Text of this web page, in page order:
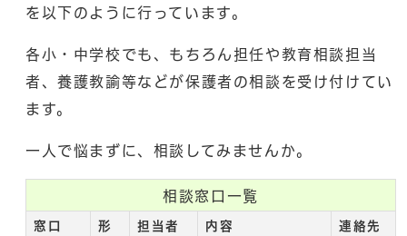
を以下のように行っています。
各小・中学校でも、もちろん担任や教育相談担当
者、養護教諭等などが保護者の相談を受け付けてい
ます。
一人で悩まずに、相談してみませんか。
相談窓口一覧
窓口
形
担当者 内容 連絡先